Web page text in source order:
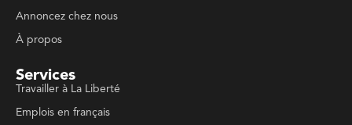
Annoncez chez nous
À propos
Services
Travailler à La Liberté
Emplois en français